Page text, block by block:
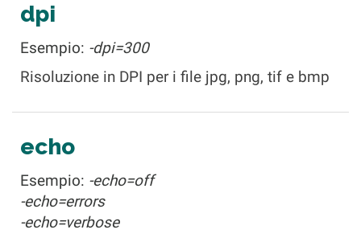
dpi
Esempio: -dpi=300
Risoluzione in DPI per i file jpg, png, tif e bmp
echo
Esempio: -echo=off
-echo=errors
-echo=verbose